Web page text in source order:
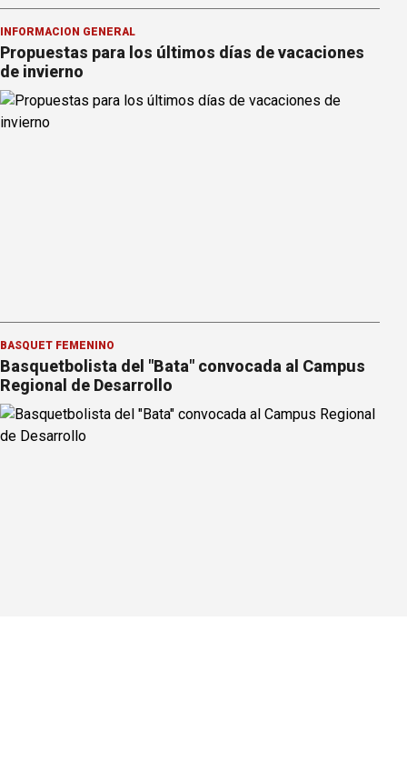
INFORMACION GENERAL
Propuestas para los últimos días de vacaciones
de invierno
BÁSQUET FEMENINO
Basquetbolista del "Bata" convocada al Campus
Regional de Desarrollo